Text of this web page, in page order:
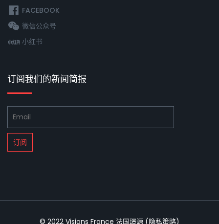
FACEBOOK
微信公众号
小红书
订阅我们的新闻简报
© 2022 Visions France 法国璟源 (隐私策略)